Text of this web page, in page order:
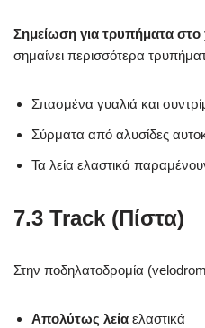
Σημείωση για τρυπήματα στο
σημαίνει περισσότερα
Σπασμένα γυαλιά και
Σύρματα από αλυσίδες
Τα λεία ελαστικά
7.3 Track (Πίστα)
Στην ποδηλατοδρομία
Απολύτως λεία ελαστικά